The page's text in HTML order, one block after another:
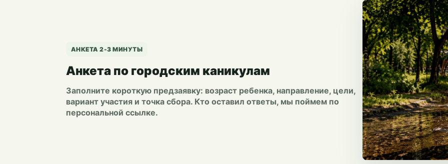
АНКЕТА 2-3 МИНУТЫ
Анкета по городским каникулам
Заполните короткую предзаявку: возраст ребенка, направление, цели,
вариант участия и точка сбора. Кто оставил ответы, мы поймем по
персональной ссылке.